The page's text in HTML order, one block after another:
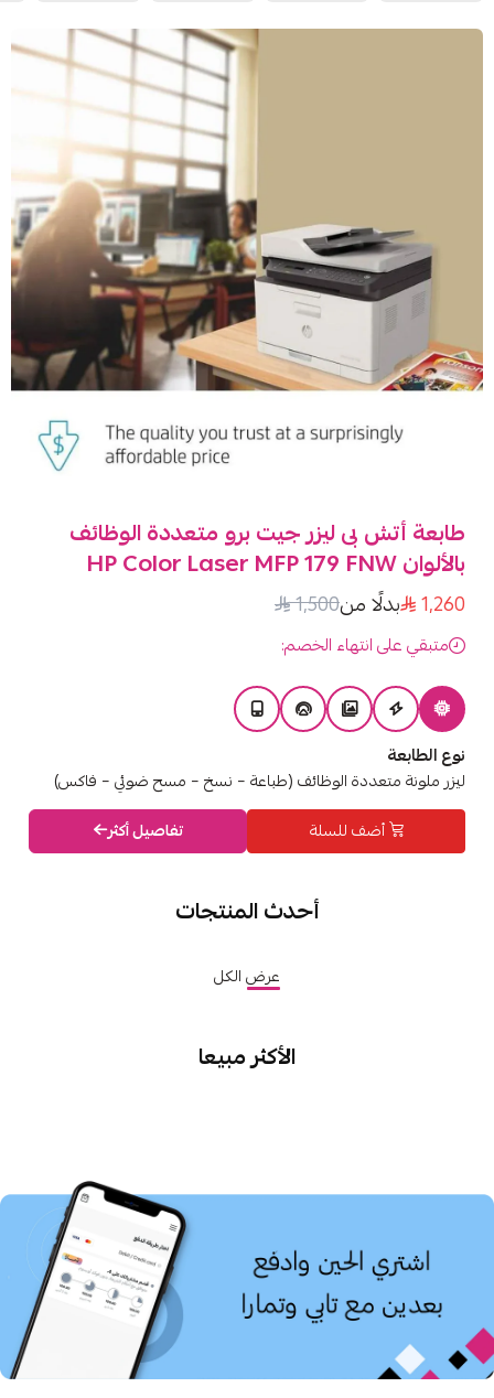
طابعة أتش بى ليزر جيت برو متعددة الوظائف
بالألوان HP Color Laser MFP 179 FNW
1,260 بدلًا من1,500
متبقي على انتهاء الخصم:
نوع الطابعة
ليزر ملونة متعددة الوظائف (طباعة – نسخ – مسح ضوئي – فاكس)
أضف للسلة
تفاصيل أكثر
أحدث المنتجات
عرض الكل
الأكثر مبيعا